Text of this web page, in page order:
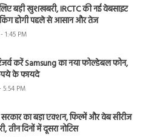
बड़ी खुशखबरी, IRCTC की नई वेबसाइट
होगी पहले से आसान और तेज
1:45 PM
करें Samsung का नया फोल्डेबल फोन,
के फायदे
PM
का बड़ा एक्शन, फिल्में और वेब सीरीज
तीन दिनों में दूसरा नोटिस